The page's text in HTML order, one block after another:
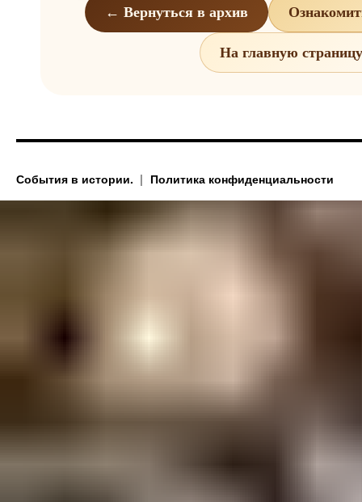
← Вернуться в архив
На главную страницу
События в истории. Политика конфиденциальности